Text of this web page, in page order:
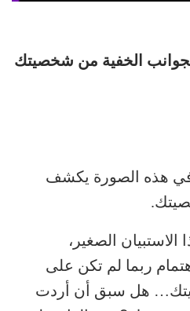
الخفية من شخصيتك
في هذه الصورة يكشف
الصغير،
ربما لم تكن على
هل سبق أن أردت